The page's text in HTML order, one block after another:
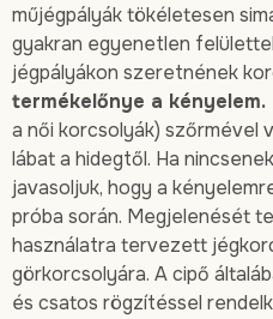
műjégpályák tökéletesen
gyakran egyenetlen
jégpályákon szeretnének
termékelőnye a kényelem.
a női korcsolyák) szőrmével
lábat a hidegtől. Ha
javasoljuk, hogy a
próba során. Megjelenését
használatra tervezett
görkorcsolyára. A cipő
és csatos rögzítéssel